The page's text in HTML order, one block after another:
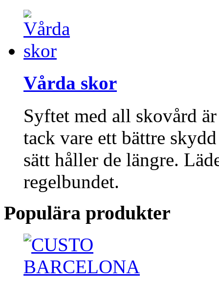
Vårda skor
Syftet med all skovård
tack vare ett bättre
sätt håller de längre.
regelbundet.
Populära produkter